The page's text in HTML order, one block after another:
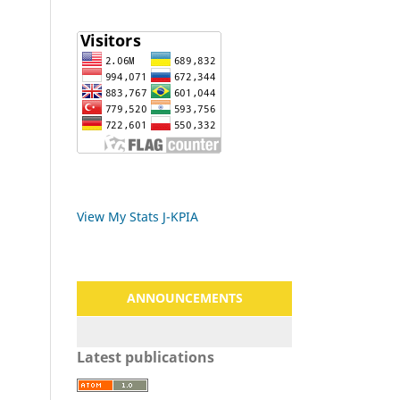
View My Stats J-KPIA
ANNOUNCEMENTS
Latest publications